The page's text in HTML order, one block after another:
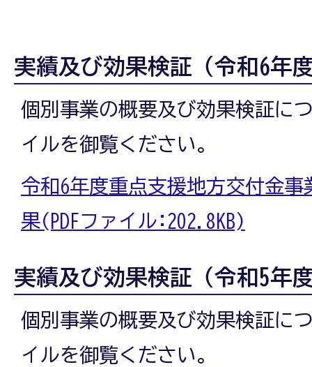
実績及び効果検証（令和6年
個別事業の概要及び効果検証に
イルを御覧ください。
令和6年度重点支援地方交付金
果(PDFファイル:202.8KB)
実績及び効果検証（令和5年
個別事業の概要及び効果検証に
イルを御覧ください。